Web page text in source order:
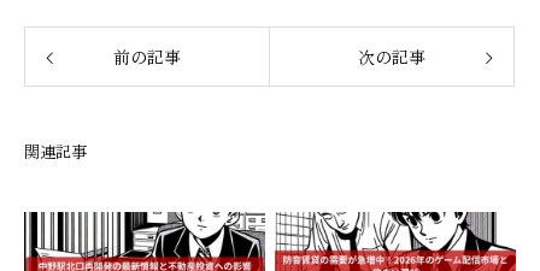
前の記事 次の記事
関連記事